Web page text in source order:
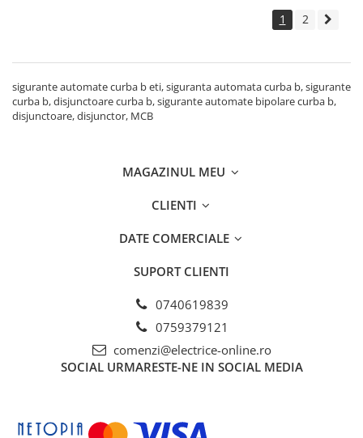
1 2
sigurante automate curba b eti, siguranta automata curba b, sigurante
curba b, disjunctoare curba b, sigurante automate bipolare curba b,
disjunctoare, disjunctor, MCB
MAGAZINUL MEU
CLIENTI
DATE COMERCIALE
SUPORT CLIENTI
0740619839
0759379121
comenzi@electrice-online.ro
SOCIAL URMARESTE-NE IN SOCIAL MEDIA